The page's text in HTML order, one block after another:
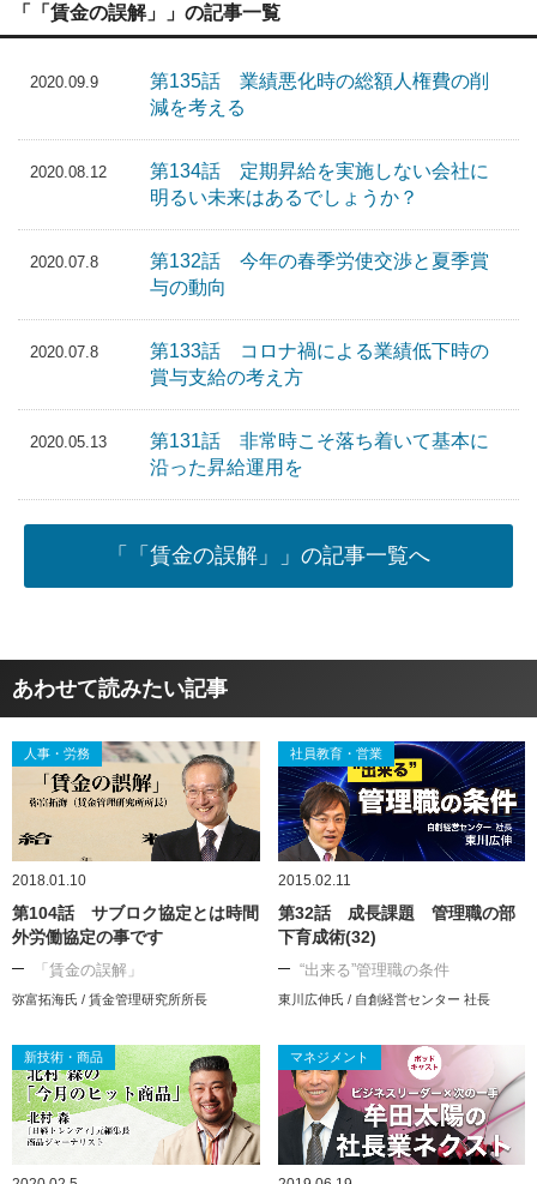
「「賃金の誤解」」の記事一覧
2020.09.9
第135話 業績悪化時の総額人権費の削
減を考える
2020.08.12
第134話 定期昇給を実施しない会社に
明るい未来はあるでしょうか？
2020.07.8
第132話 今年の春季労使交渉と夏季賞
与の動向
2020.07.8
第133話 コロナ禍による業績低下時の
賞与支給の考え方
2020.05.13
第131話 非常時こそ落ち着いて基本に
沿った昇給運用を
「「賃金の誤解」」の記事一覧へ
あわせて読みたい記事
人事・労務
2018.01.10
第104話 サブロク協定とは時間
外労働協定の事です
「賃金の誤解」
弥富拓海氏 / 賃金管理研究所所長
社員教育・営業
2015.02.11
第32話 成長課題 管理職の部
下育成術(32)
“出来る”管理職の条件
東川広伸氏 / 自創経営センター 社長
新技術・商品 マネジメント